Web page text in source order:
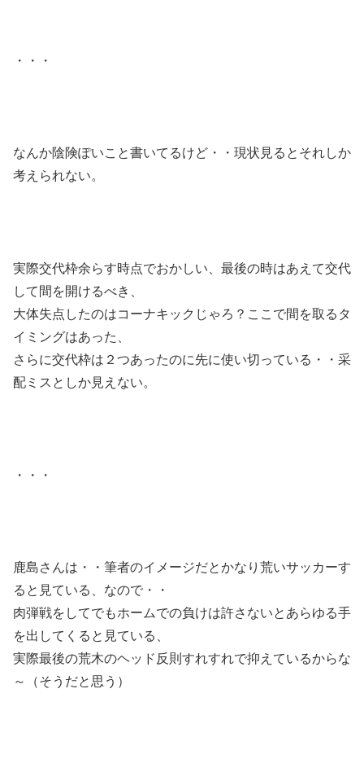
・・・
なんか陰険ぽいこと書いてるけど・・現状見るとそれしか
考えられない。
実際交代枠余らす時点でおかしい、最後の時はあえて交代
して間を開けるべき、
大体失点したのはコーナキックじゃろ？ここで間を取るタ
イミングはあった、
さらに交代枠は２つあったのに先に使い切っている・・采
配ミスとしか見えない。
・・・
鹿島さんは・・筆者のイメージだとかなり荒いサッカーす
ると見ている、なので・・
肉弾戦をしてでもホームでの負けは許さないとあらゆる手
を出してくると見ている、
実際最後の荒木のヘッド反則すれすれで抑えているからな
～（そうだと思う）